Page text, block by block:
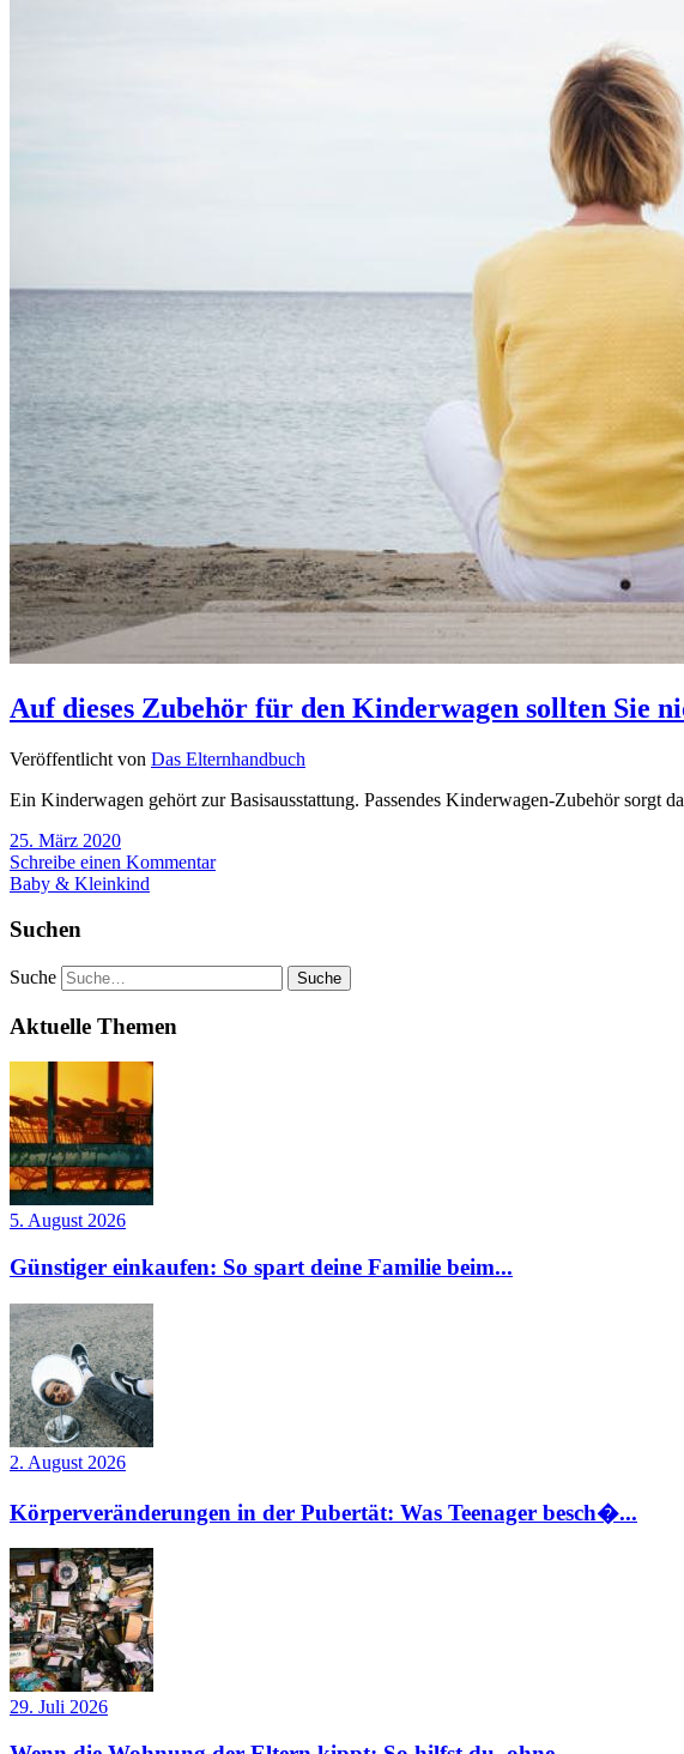
Auf dieses Zubehör für den Kinderwagen sollten Sie
Veröffentlicht von Das Elternhandbuch
Ein Kinderwagen gehört zur Basisausstattung. Passendes Kinderwagen-Zubehör sorgt
25. März 2020
Schreibe einen Kommentar
Baby & Kleinkind
Suchen
Suche
Aktuelle Themen
5. August 2026
Günstiger einkaufen: So spart deine Familie beim...
2. August 2026
Körperveränderungen in der Pubertät: Was Teenager besch�...
29. Juli 2026